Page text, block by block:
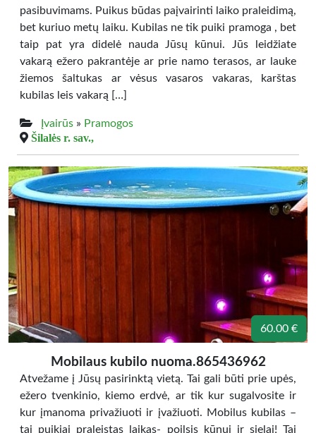
pasibuvimams. Puikus būdas paįvairinti laiko praleidimą,
bet kuriuo metų laiku. Kubilas ne tik puiki pramoga , bet
taip pat yra didelė nauda Jūsų kūnui. Jūs leidžiate
vakarą ežero pakrantėje ar prie namo terasos, ar lauke
žiemos šaltukas ar vėsus vasaros vakaras, karštas
kubilas leis vakarą […]
Įvairūs » Pramogos
Šilalės r. sav.,
60.00 €
Mobilaus kubilo nuoma.865436962
Atvežame į Jūsų pasirinktą vietą. Tai gali būti prie upės,
ežero tvenkinio, kiemo erdvė, ar tik kur sugalvosite ir
kur įmanoma privažiuoti ir įvažiuoti. Mobilus kubilas –
tai puikiai praleistas laikas- poilsis kūnui ir sielai! Tai